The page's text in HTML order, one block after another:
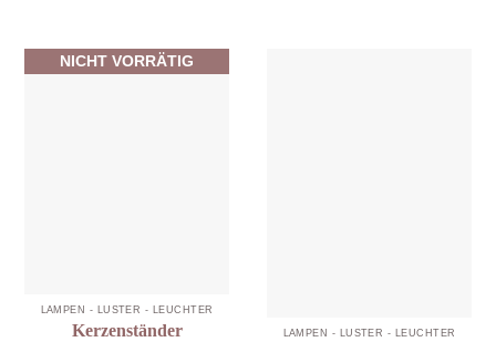
NICHT VORRÄTIG
LAMPEN - LÜSTER - LEUCHTER
Kerzenständer
LAMPEN - LÜSTER - LEUCHTER